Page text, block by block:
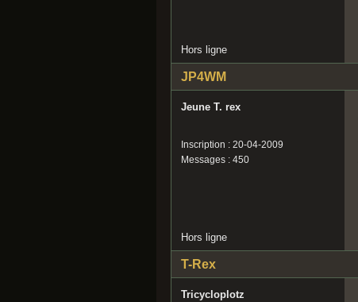
Hors ligne
JP4WM
Jeune T. rex
Inscription : 20-04-2009
Messages : 450
Hors ligne
T-Rex
Tricycloplotz